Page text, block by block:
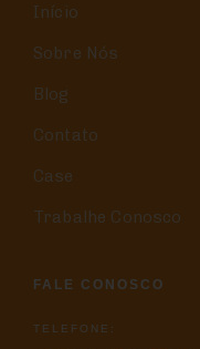
Início
Sobre Nós
Blog
Contato
Case
Trabalhe Conosco
FALE CONOSCO
TELEFONE: